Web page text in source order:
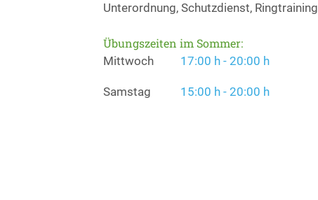
Unterordnung, Schutzdienst, Ringtraining
Übungszeiten im Sommer:
Mittwoch 17:00 h - 20:00 h
Samstag 15:00 h - 20:00 h